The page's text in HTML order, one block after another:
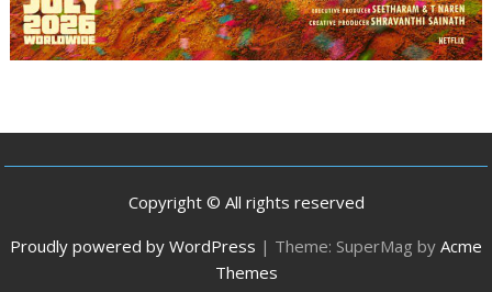
Copyright © All rights reserved
Proudly powered by WordPress | Theme: SuperMag by Acme
Themes